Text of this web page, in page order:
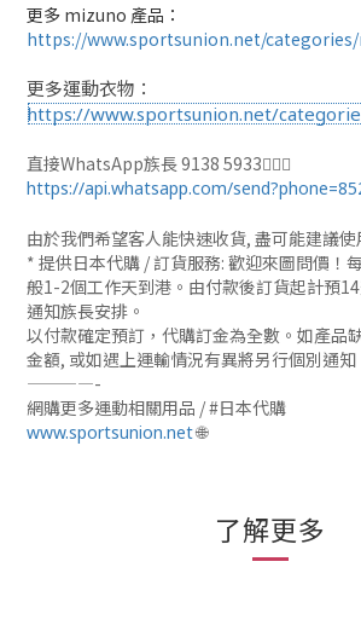
更多 mizuno 產品：
https://www.sportsunion.net/
更多運動衣物：
https://www.sportsunion.net/
直接WhatsApp族長 9138 5933🙆🏻‍♂
https://api.whatsapp.com/
由於我們希望客人能快速收貨, 盡可能建議
* 提供日本代購 / 訂貨服務: 歡迎來圖問價！
般1-2個工作天到港。由付款後訂貨起計預
通知族長安排。
以付款確定預訂，代購訂金為全數。如產品
金額, 或如遇上運輸情況有異將另行個別通知
————-
網購更多運動相關用品 / #日本代購
www.sportsunion.net🌐
了解更多